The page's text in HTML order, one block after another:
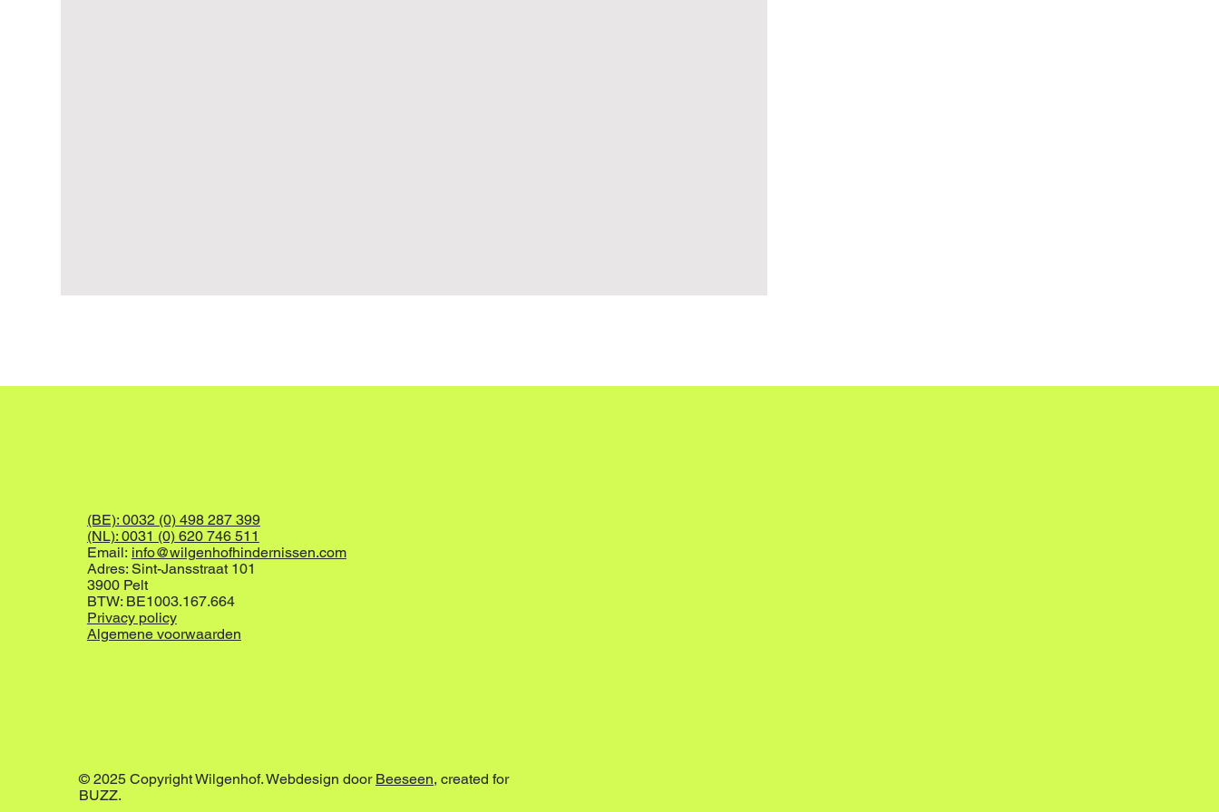
(BE): 0032 (0) 498 287 399
(NL): 0031 (0) 620 746 511
Email: info@wilgenhofhindernissen.com
Adres: Sint-Jansstraat 101
3900 Pelt
BTW: BE1003.167.664
Privacy policy
Algemene voorwaarden
© 2025 Copyright Wilgenhof. Webdesign door Beeseen, created for
BUZZ.